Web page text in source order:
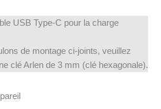
USB Type-C pour la charge
de montage ci-joints, veuillez
clé Arlen de 3 mm (clé hexagonale).